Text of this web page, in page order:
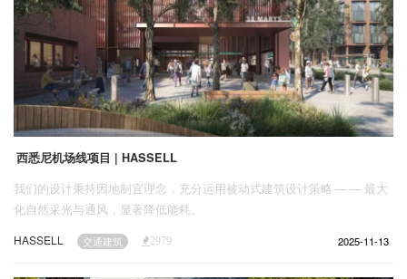
西悉尼机场线项目 | HASSELL
我们的设计秉持因地制宜理念，充分运用被动式建筑设计策略 — — 最大
化自然采光与通风，显著降低能耗。
HASSELL 交通建筑 2979 2025-11-13